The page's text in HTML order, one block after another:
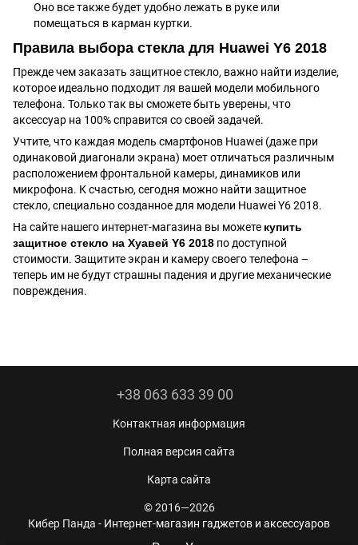
Оно все также будет удобно лежать в руке или
помещаться в карман куртки.
Правила выбора стекла для Huawei Y6 2018
Прежде чем заказать защитное стекло, важно найти изделие,
которое идеально подходит ля вашей модели мобильного
телефона. Только так вы сможете быть уверены, что
аксессуар на 100% справится со своей задачей.
Учтите, что каждая модель смартфонов Huawei (даже при
одинаковой диагонали экрана) моет отличаться различным
расположением фронтальной камеры, динамиков или
микрофона. К счастью, сегодня можно найти защитное
стекло, специально созданное для модели Huawei Y6 2018.
На сайте нашего интернет-магазина вы можете купить
защитное стекло на Хуавей Y6 2018 по доступной
стоимости. Защитите экран и камеру своего телефона –
теперь им не будут страшны падения и другие механические
повреждения.
+38 063 633 39 00
Контактная информация
Полная версия сайта
Карта сайта
© 2016—2026
Кибер Панда - Интернет-магазин гаджетов и аксессуаров